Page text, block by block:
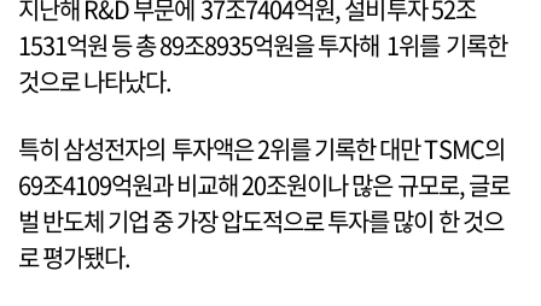
지난해 R&D 부문에 37조7404억원, 설비투자 52조
1531억원 등 총 89조8935억원을 투자해 1위를 기록한
것으로 나타났다.
특히 삼성전자의 투자액은 2위를 기록한 대만 TSMC의
69조4109억원과 비교해 20조원이나 많은 규모로, 글로
벌 반도체 기업 중 가장 압도적으로 투자를 많이 한 것으
로 평가됐다.